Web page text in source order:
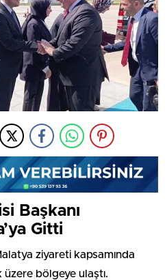
Başkanı
Gitti
ziyareti kapsamında
bölgeye ulaştı.